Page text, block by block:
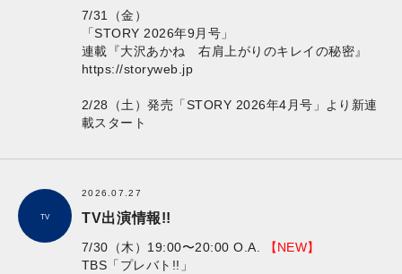
7/31（金）
「STORY 2026年9月号」
連載『大沢あかね 右肩上がりのキレイの秘密』
https://storyweb.jp
2/28（土）発売「STORY 2026年4月号」より新連
載スタート
TV
2026.07.27
TV出演情報!!
7/30（木）19:00〜20:00 O.A.
【NEW】
TBS「プレバト!!」